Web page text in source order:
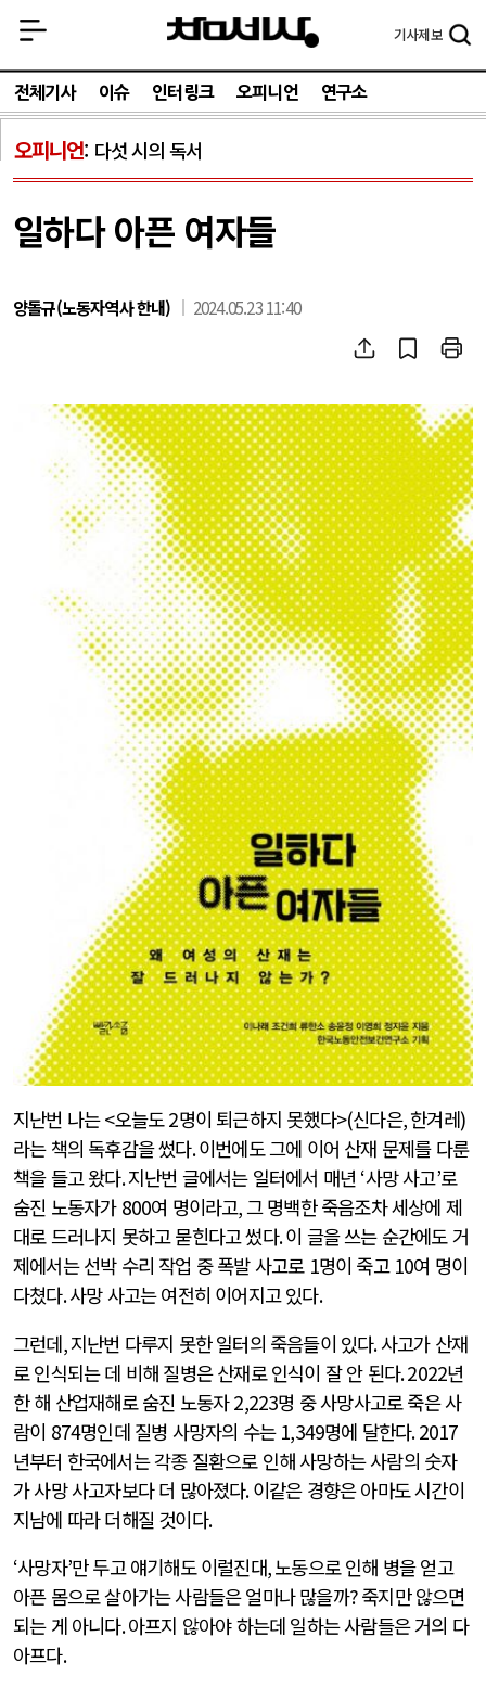
기사제보
전체기사 이슈 인터링크 오피니언 연구소
오피니언 다섯 시의 독서
일하다 아픈 여자들
양돌규(노동자역사 한내) 2024.05.23 11:40
지난번 나는<오늘도2명이 퇴근하지 못했다>(신다은,한겨레)
라는 책의 독후감을 썼다.이번에도 그에 이어 산재 문제를 다룬
책을 들고 왔다.지난번 글에서는 일터에서 매년 ‘사망 사고’로
숨진 노동자가 800여 명이라고,그 명백한 죽음조차 세상에 제
대로 드러나지 못하고 묻힌다고 썼다.이 글을 쓰는 순간에도 거
제에서는 선박 수리 작업 중 폭발 사고로 1명이 죽고 10여 명이
다쳤다.사망 사고는 여전히 이어지고 있다.
그런데,지난번 다루지 못한 일터의 죽음들이 있다.사고가 산재
로 인식되는 데 비해 질병은 산재로 인식이 잘 안 된다. 2022년
한 해 산업재해로 숨진 노동자2,223명 중 사망사고로 죽은 사
람이 874명인데 질병 사망자의 수는 1,349명에 달한다. 2017
년부터 한국에서는 각종 질환으로 인해 사망하는 사람의 숫자
가 사망 사고자보다 더 많아졌다.이같은 경향은 아마도 시간이
지남에 따라 더해질 것이다.
‘사망자’만 두고 얘기해도 이럴진대,노동으로 인해 병을 얻고
아픈 몸으로 살아가는 사람들은 얼마나 많을까?죽지만 않으면
되는 게 아니다.아프지 않아야 하는데 일하는 사람들은 거의 다
아프다.